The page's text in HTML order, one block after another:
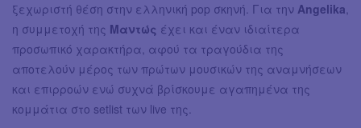
ξεχωριστή θέση στην ελληνική pop σκηνή. Για την Angelika,
η συμμετοχή της Μαντώς έχει και έναν ιδιαίτερα
προσωπικό χαρακτήρα, αφού τα τραγούδια της
αποτελούν μέρος των πρώτων μουσικών της αναμνήσεων
και επιρροών ενώ συχνά βρίσκουμε αγαπημένα της
κομμάτια στο setlist των live της.